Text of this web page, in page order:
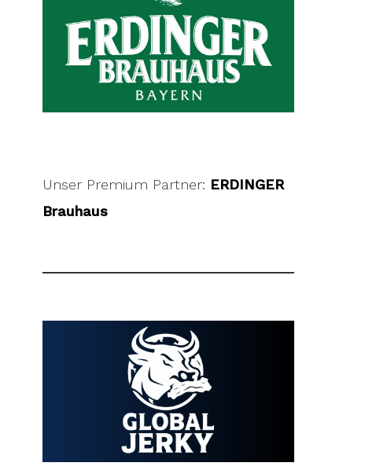
Unser Premium Partner: ERDINGER
Brauhaus